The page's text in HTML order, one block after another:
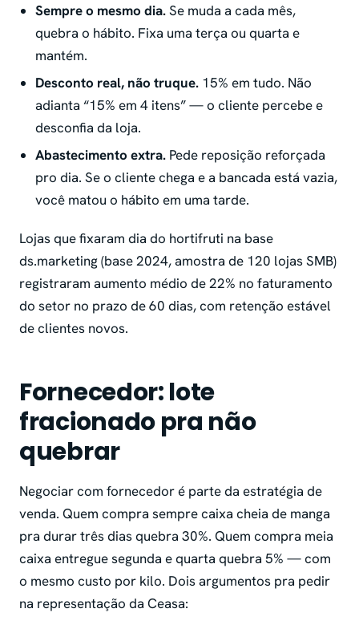
Sempre o mesmo dia.Se muda a cada mês,
quebra o hábito. Fixa uma terça ou quarta e
mantém.
Desconto real, não truque. 15% em tudo. Não
adianta “15% em 4 itens” — o cliente percebe e
desconfia da loja.
Abastecimento extra. Pede reposição reforçada
pro dia. Se o cliente chega e a bancada está vazia,
você matou o hábito em uma tarde.
Lojas que fixaram dia do hortifruti na base
ds.marketing (base 2024, amostra de 120 lojas SMB)
registraram aumento médio de 22% no faturamento
do setor no prazo de 60 dias, com retenção estável
de clientes novos.
Fornecedor: lote
fracionado pra não
quebrar
Negociar com fornecedor é parte da estratégia de
venda. Quem compra sempre caixa cheia de manga
pra durar três dias quebra 30%. Quem compra meia
caixa entregue segunda e quarta quebra 5% — com
o mesmo custo por kilo. Dois argumentos pra pedir
na representação da Ceasa: